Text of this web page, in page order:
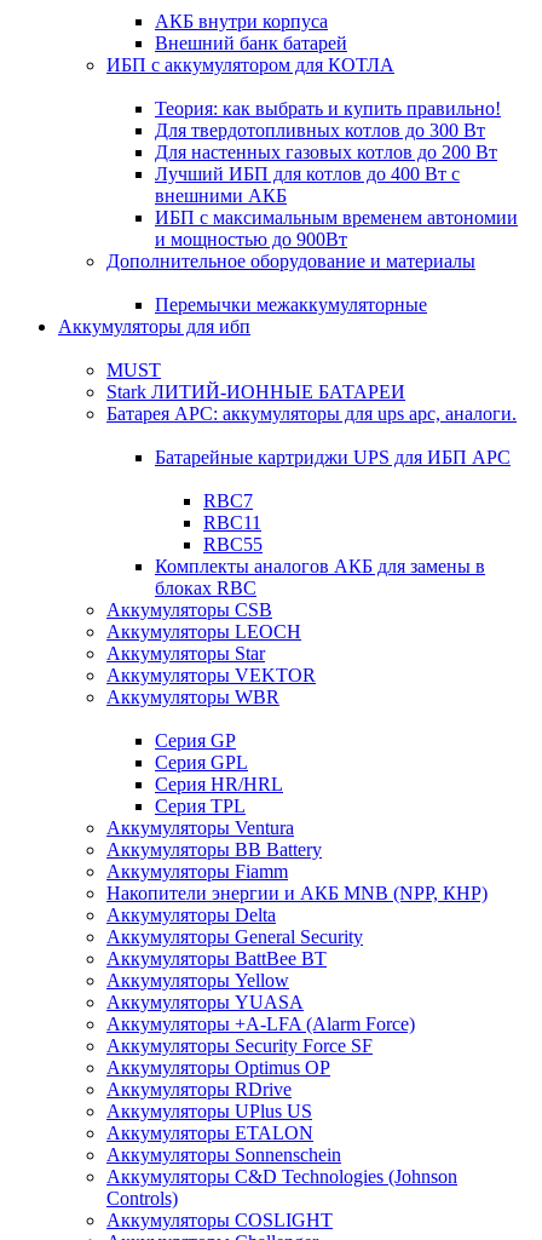
АКБ внутри корпуса
Внешний банк батарей
ИБП с аккумулятором для КОТЛА
Теория: как выбрать и купить правильно!
Для твердотопливных котлов до 300 Вт
Для настенных газовых котлов до 200 Вт
Лучший ИБП для котлов до 400 Вт с
внешними АКБ
ИБП с максимальным временем автономии
и мощностью до 900Вт
Дополнительное оборудование и материалы
Перемычки межаккумуляторные
Аккумуляторы для ибп
MUST
Stark ЛИТИЙ-ИОННЫЕ БАТАРЕИ
Батарея APC: аккумуляторы для ups apc, аналоги.
Батарейные картриджи UPS для ИБП APC
RBC7
RBC11
RBC55
Комплекты аналогов АКБ для замены в
блоках RBC
Аккумуляторы CSB
Аккумуляторы LEOCH
Аккумуляторы Star
Аккумуляторы VEKTOR
Аккумуляторы WBR
Cерия GP
Серия GPL
Серия HR/HRL
Серия TPL
Аккумуляторы Ventura
Аккумуляторы BB Battery
Аккумуляторы Fiamm
Накопители энергии и АКБ MNB (NPP, КНР)
Аккумуляторы Delta
Аккумуляторы General Security
Аккумуляторы BattBee BT
Аккумуляторы Yellow
Аккумуляторы YUASA
Аккумуляторы +A-LFA (Alarm Force)
Аккумуляторы Security Force SF
Аккумуляторы Optimus OP
Аккумуляторы RDrive
Аккумуляторы UPlus US
Аккумуляторы ETALON
Аккумуляторы Sonnenschein
Аккумуляторы С&D Technologies (Johnson
Controls)
Аккумуляторы COSLIGHT